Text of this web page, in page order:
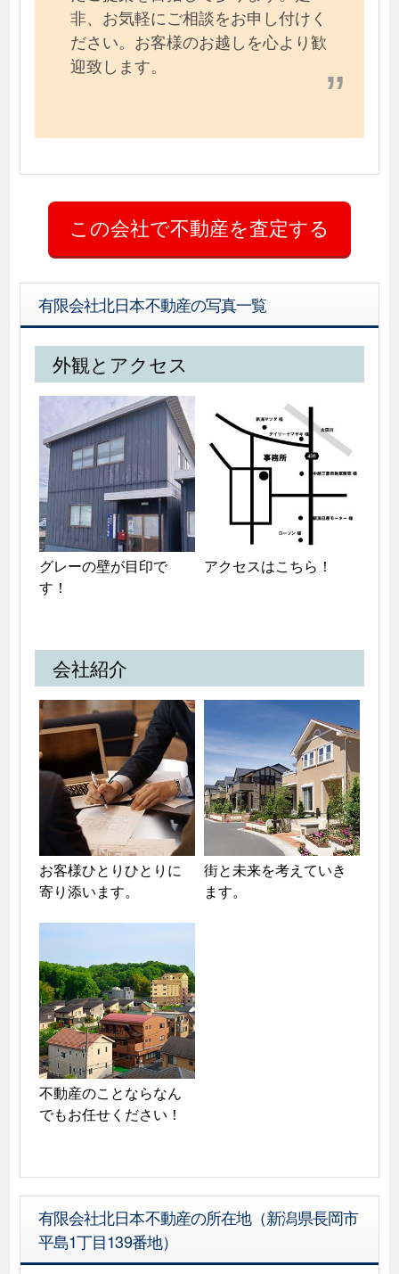
非、お気軽にご相談をお申し付けく
ださい。お客様のお越しを心より歓
迎致します。
有限会社北日本不動産の写真一覧
外観とアクセス
グレーの壁が目印で
す！
アクセスはこちら！
会社紹介
お客様ひとりひとりに
寄り添います。
街と未来を考えていき
ます。
不動産のことならなん
でもお任せください！
有限会社北日本不動産の所在地（新潟県長岡市
平島1丁目139番地）